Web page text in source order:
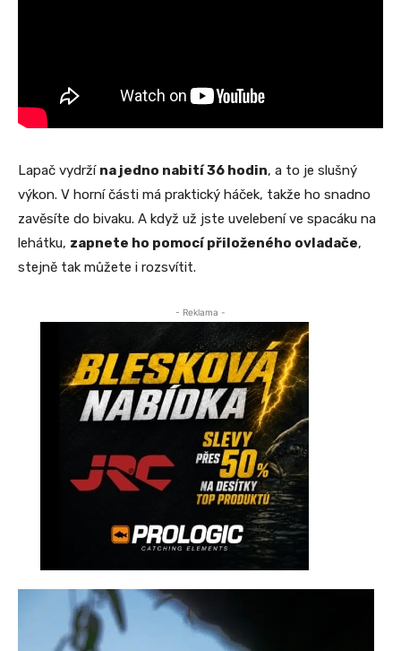
Lapač vydrží na jedno nabití 36 hodin, a to je slušný
výkon. V horní části má praktický háček, takže ho snadno
zavěsíte do bivaku. A když už jste uvelebení ve spacáku na
lehátku, zapnete ho pomocí přiloženého ovladače,
stejně tak můžete i rozsvítit.
- Reklama -